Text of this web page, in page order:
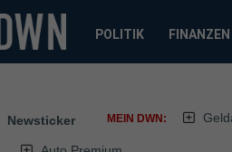
POLITIK FINANZEN
Newsticker MEIN DWN: